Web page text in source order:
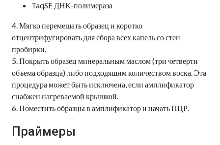
TaqSE ДНК-полимераза
4. Мягко перемешать образец и коротко
отцентрифугировать для сбора всех капель со стен
пробирки.
5. Покрыть образец минеральным маслом (три четверти
объема образца) либо подходящим количеством воска. Эта
процедура может быть исключена, если амплификатор
снабжен нагреваемой крышкой.
6. Поместить образцы в амплификатор и начать ПЦР.
Праймеры